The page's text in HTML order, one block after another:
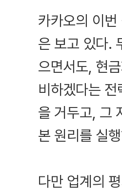
카카오의 이
은 보고 있다.
으면서도, 현
비하겠다는
을 거두고, 그
본 원리를 실
다만 업계의